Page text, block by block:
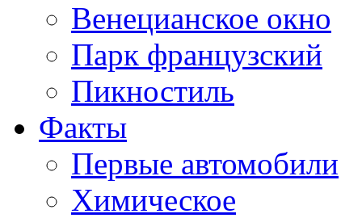
Венецианское окно
Парк французский
Пикностиль
Факты
Первые автомобили
Химическое